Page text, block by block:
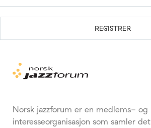
Norsk jazzforum er en medlems- og
interesseorganisasjon som samler det